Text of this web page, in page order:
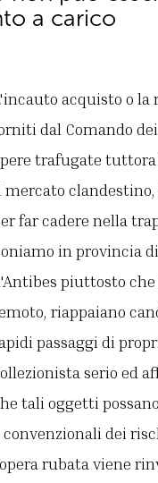
a carico
acquisto o
dal Comando
trafugate
mercato
far cadere nella
in provincia
piuttosto che
riappaiano
passaggi di
serio ed
tali oggetti
convenzionali dei
rubata viene